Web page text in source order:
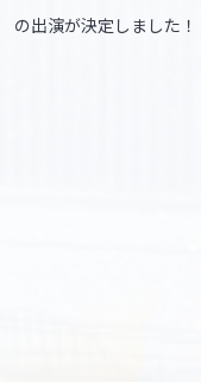
の出演が決定しました！